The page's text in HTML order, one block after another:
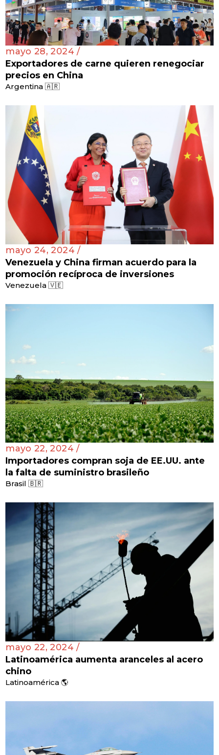
mayo 28, 2024 /
Exportadores de carne quieren renegociar
precios en China
Argentina 🇦🇷
mayo 24, 2024 /
Venezuela y China firman acuerdo para la
promoción recíproca de inversiones
Venezuela 🇻🇪
mayo 22, 2024 /
Importadores compran soja de EE.UU. ante
la falta de suministro brasileño
Brasil 🇧🇷
mayo 22, 2024 /
Latinoamérica aumenta aranceles al acero
chino
Latinoamérica 🌎